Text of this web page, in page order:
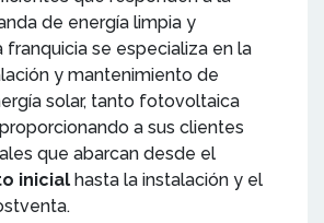
de energía limpia y
franquicia se especializa en la
y mantenimiento de
solar, tanto fotovoltaica
a sus clientes
que abarcan desde el
inicial hasta la instalación y el